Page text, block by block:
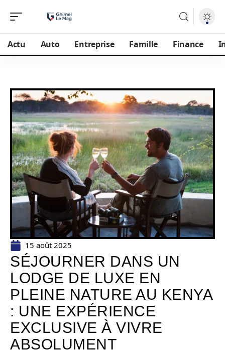
Actu Auto Entreprise Famille Finance
15 août 2025
SÉJOURNER DANS UN
LODGE DE LUXE EN
PLEINE NATURE AU KENYA
: UNE EXPÉRIENCE
EXCLUSIVE À VIVRE
ABSOLUMENT